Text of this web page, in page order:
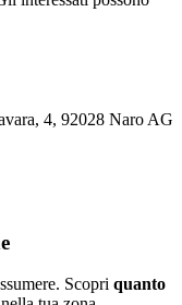
4, 92028 Naro AG
Scopri quanto